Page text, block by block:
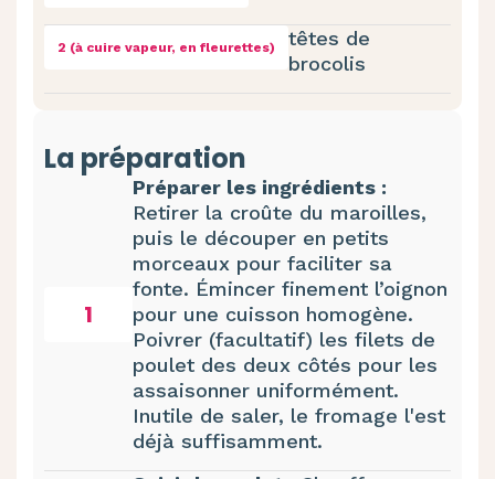
2 (à cuire vapeur, en fleurettes)
têtes de
brocolis
La préparation
1
Préparer les ingrédients :
Retirer la croûte du maroilles,
puis le découper en petits
morceaux pour faciliter sa
fonte. Émincer finement l’oignon
pour une cuisson homogène.
Poivrer (facultatif) les filets de
poulet des deux côtés pour les
assaisonner uniformément.
Inutile de saler, le fromage l'est
déjà suffisamment.